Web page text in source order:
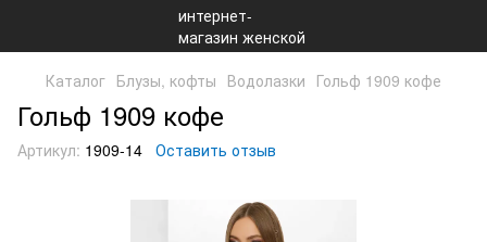
Каталог Блузы, кофты Водолазки Гольф 1909 кофе
Гольф 1909 кофе
Артикул: 1909-14 Оставить отзыв